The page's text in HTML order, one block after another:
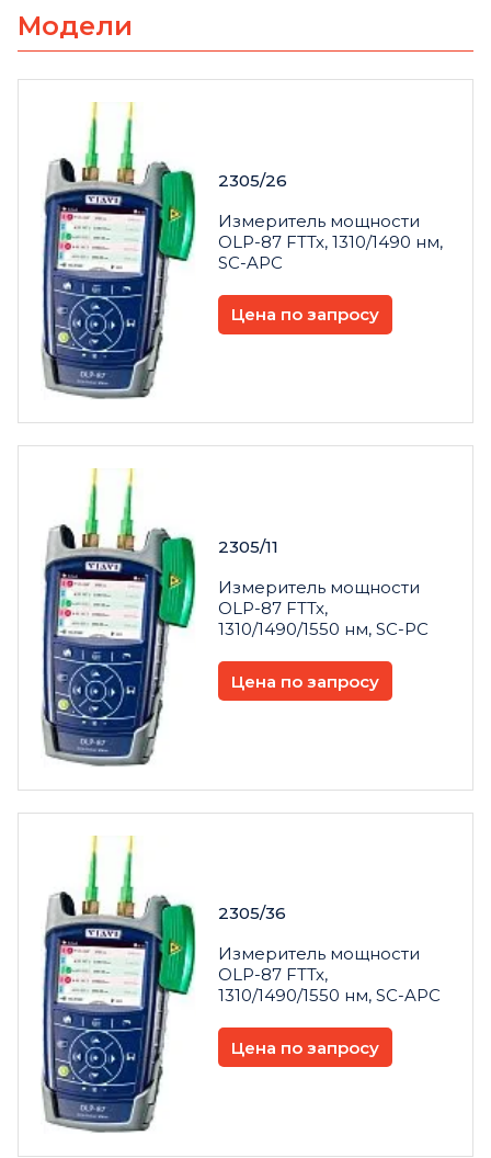
Модели
2305/26
Измеритель мощности
OLP-87 FTTx, 1310/1490 нм,
SC-APC
Цена по запросу
2305/11
Измеритель мощности
OLP-87 FTTx,
1310/1490/1550 нм, SC-PC
Цена по запросу
2305/36
Измеритель мощности
OLP-87 FTTx,
1310/1490/1550 нм, SC-APC
Цена по запросу